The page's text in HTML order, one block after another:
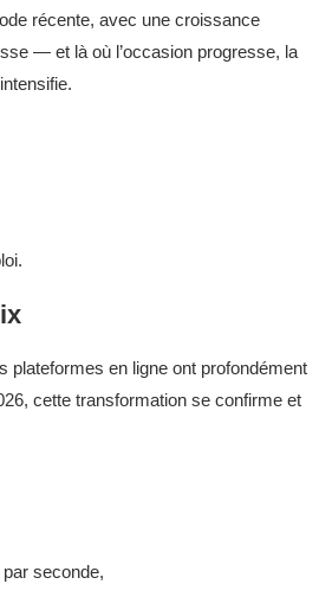
récente, avec une croissance
— et là où l’occasion progresse, la
plateformes en ligne ont profondément
cette transformation se confirme et
seconde,